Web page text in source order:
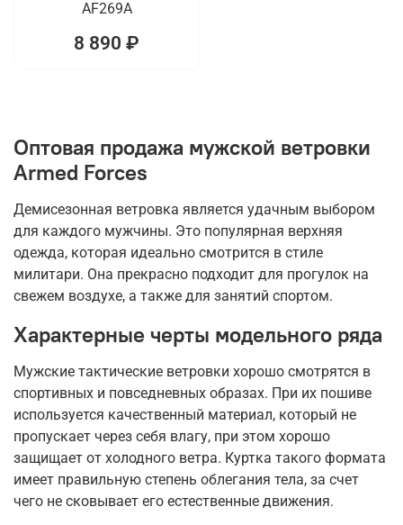
AF269A
8 890 ₽
Оптовая продажа мужской ветровки
Armed Forces
Демисезонная ветровка является удачным выбором
для каждого мужчины. Это популярная верхняя
одежда, которая идеально смотрится в стиле
милитари. Она прекрасно подходит для прогулок на
свежем воздухе, а также для занятий спортом.
Характерные черты модельного ряда
Мужские тактические ветровки хорошо смотрятся в
спортивных и повседневных образах. При их пошиве
используется качественный материал, который не
пропускает через себя влагу, при этом хорошо
защищает от холодного ветра. Куртка такого формата
имеет правильную степень облегания тела, за счет
чего не сковывает его естественные движения.